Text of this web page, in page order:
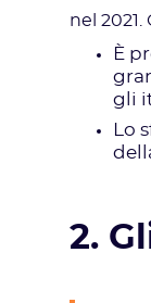
nel
È
gli
Lo
2.